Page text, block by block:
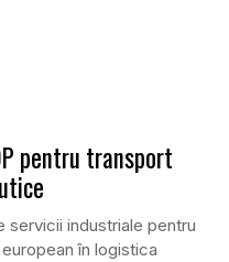
pentru transport
servicii industriale pentru
în logistica